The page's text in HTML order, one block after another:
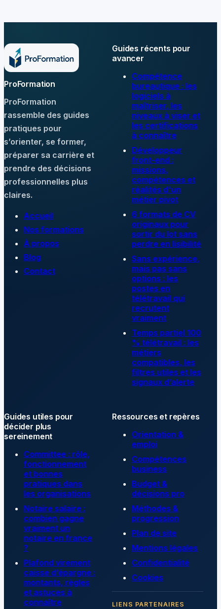
ProFormation
ProFormation
rassemble des guides
pratiques pour
s’orienter, se former,
préparer sa carrière et
prendre des décisions
professionnelles plus
claires.
Accueil
Nos formations
À propos
Blog
Contact
Guides récents pour
avancer
Compétence
bureautique : les
logiciels à
maîtriser, les
niveaux à viser et
les certifications
à connaître
Développeur
front-end :
missions,
compétences et
réalités d'un
métier pivot
6 formats de CV
originaux pour
sortir du lot sans
perdre en lisibilité
Sans expérience,
mais pas sans
options : les
postes en
télétravail qui
recrutent
vraiment
Temps partiel 100
% télétravail : les
métiers
compatibles, les
filtres utiles et les
signaux d’alerte
Guides utiles pour
décider plus
sereinement
Committee : rôle,
fonctionnement
et bonnes
pratiques dans
les organisations
Notaire salaire :
combien gagne
vraiment un
notaire en france
?
Plafond virement
caisse d’épargne :
montants, règles
et astuces à
connaître
Ressources et repères
Orientation &
emploi
Compétences
business
Budget &
décisions pro
Méthodes &
progression
Plan de site
Mentions légales
Confidentialité
Cookies
LIENS PARTENAIRES